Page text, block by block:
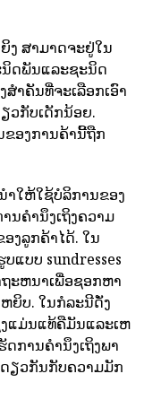
ງ ສາມາດຈະຢູ່ໃນ
ນິດພັນແລະຊະນິດ
າຄັນທີ່ຈະເລືອກເອົາ
ວກັບເດັກນ້ອຍ.
ຂອງການຄ້ານີ້ຖືກ
າໃຫ້ໃຊ້ບໍລິການຂອງ
ນຄໍານຶງເຖິງຄວາມ
ງລູກຄ້າໄດ້. ໃນ
ແບບ sundresses
ະຫນາເພື່ອຊອກຫາ
ຍິບ. ໃນກໍລະນີດັ່ງ
ງແມ່ນແທ້ຄືມັນແລະເຫ
ດການຄໍານຶງເຖິງພາ
ດຽວກັນກັບຄວາມມັກ